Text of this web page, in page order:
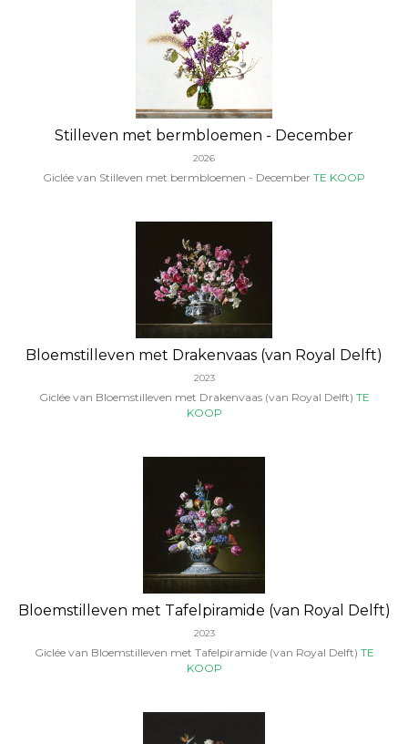
Stilleven met bermbloemen - December
2026
Giclée van Stilleven met bermbloemen - December TE KOOP
Bloemstilleven met Drakenvaas (van Royal Delft)
2023
Giclée van Bloemstilleven met Drakenvaas (van Royal Delft) TE
KOOP
Bloemstilleven met Tafelpiramide (van Royal Delft)
2023
Giclée van Bloemstilleven met Tafelpiramide (van Royal Delft) TE
KOOP